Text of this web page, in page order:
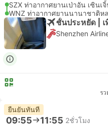
SZX ท่าอากาศยานเป่าอัน เซินเ
WNZ ท่าอากาศยานนานาชาติห
ชั้นประหยัด |
Shenzhen
ร
ยืนยันทันที
09:55 11:55 2ชั่วโมง